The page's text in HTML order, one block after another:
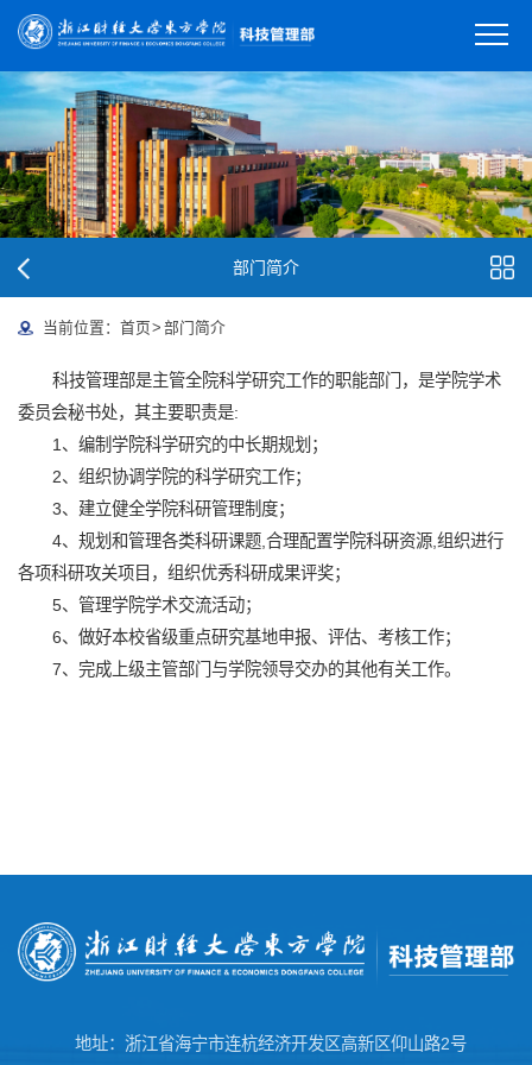
部门简介
当前位置： 首页> 部门简介
科技管理部是主管全院科学研究工作的职能部门，是学院学术
委员会秘书处，其主要职责是:
1、编制学院科学研究的中长期规划；
2、组织协调学院的科学研究工作；
3、建立健全学院科研管理制度；
4、规划和管理各类科研课题,合理配置学院科硏资源,组织进行
各项科研攻关项目，组织优秀科研成果评奖；
5、管理学院学术交流活动；
6、做好本校省级重点研究基地申报、评估、考核工作；
7、完成上级主管部门与学院领导交办的其他有关工作。
地址：浙江省海宁市连杭经济开发区高新区仰山路2号